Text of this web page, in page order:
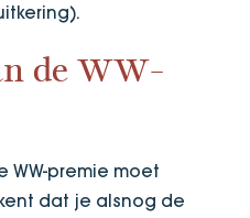
de WW-
WW-premie moet
dat je alsnog de